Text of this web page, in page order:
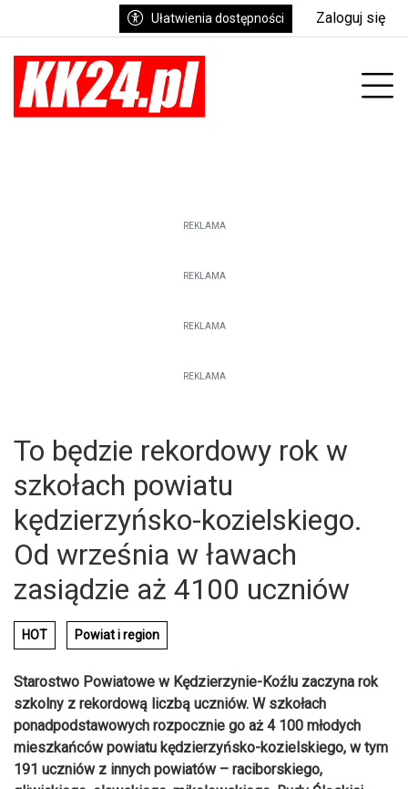
Ułatwienia dostępności Zaloguj się
REKLAMA
REKLAMA
REKLAMA
REKLAMA
To będzie rekordowy rok w
szkołach powiatu
kędzierzyńsko-kozielskiego.
Od września w ławach
zasiądzie aż 4100 uczniów
HOT Powiat i region
Starostwo Powiatowe w Kędzierzynie-Koźlu zaczyna rok
szkolny z rekordową liczbą uczniów. W szkołach
ponadpodstawowych rozpocznie go aż 4 100 młodych
mieszkańców powiatu kędzierzyńsko-kozielskiego, w tym
191 uczniów z innych powiatów – raciborskiego,